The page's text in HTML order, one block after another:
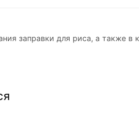
заправки для риса, а также